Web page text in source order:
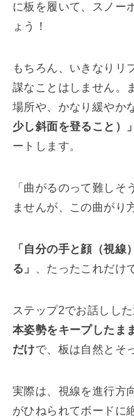
に板を履いて、スノー
ょう！
もちろん、いきなりリ
謀なことはしません。
場所や、かなり緩やか
少し斜面を登ること）
ートします。
「曲がるのって難し
ませんが、この曲がり
「自分の手と顔（視
る」
、たったこれだけ
ステップ2でお話しした
本姿勢をキープしたま
だけで、板は自然とそ
実際は、視線を進行方
がひねられてボードに